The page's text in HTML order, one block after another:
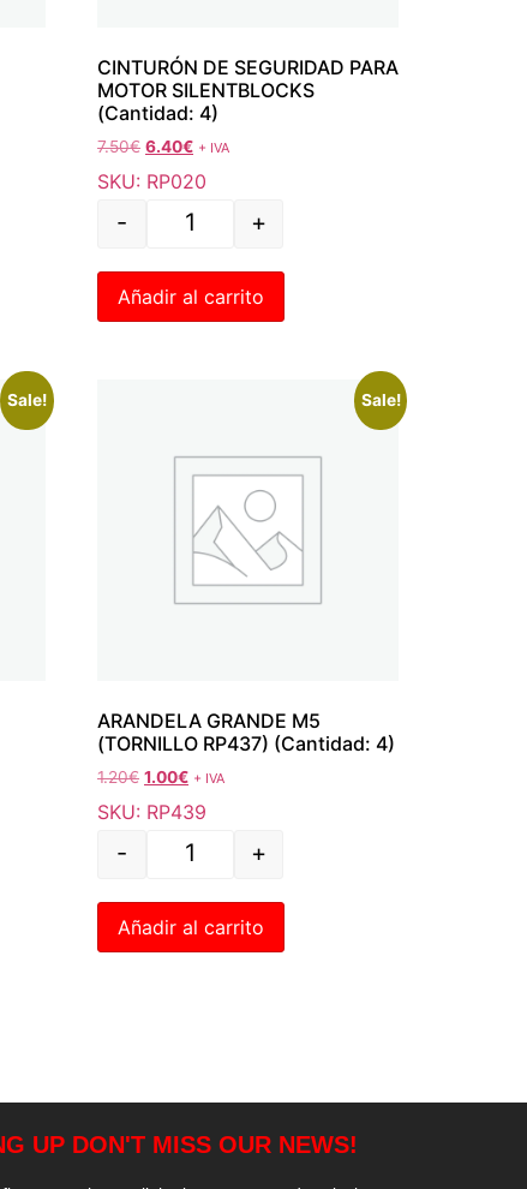
CINTURÓN DE SEGURIDAD PARA
MOTOR SILENTBLOCKS
(Cantidad: 4)
7.50€ 6.40€ + IVA
SKU: RP020
- +
Añadir al carrito
Sale! Sale!
ARANDELA GRANDE M5
(TORNILLO RP437) (Cantidad: 4)
1.20€ 1.00€ + IVA
SKU: RP439
- +
Añadir al carrito